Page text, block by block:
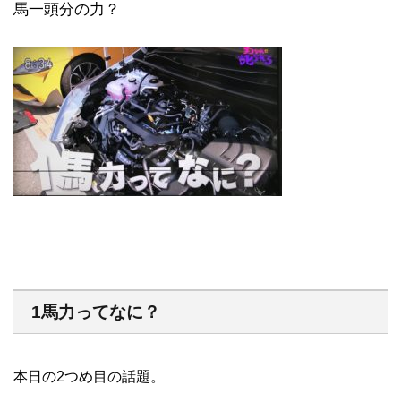
馬一頭分の力？
1馬力ってなに？
本日の2つめ目の話題。